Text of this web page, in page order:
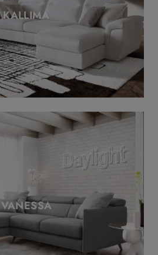
KALLIMA
VANESSA